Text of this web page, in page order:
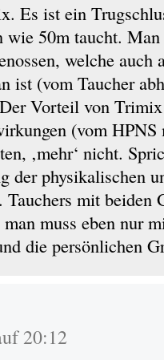
Es ist ein
wie 50m taucht.
welche auch
ist (vom Taucher
Vorteil von
(vom HPNS
‚mehr‘ nicht.
der physikalischen
Tauchers mit beiden
muss eben nur
die persönlichen
20:12